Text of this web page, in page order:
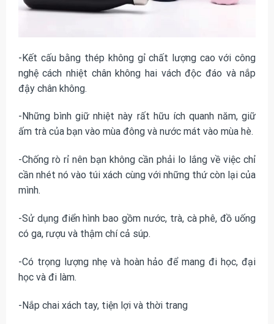
-Kết cấu bằng thép không gỉ chất lượng cao với công
nghệ cách nhiệt chân không hai vách độc đáo và nắp
đậy chân không.
-Những bình giữ nhiệt này rất hữu ích quanh năm, giữ
ấm trà của bạn vào mùa đông và nước mát vào mùa hè.
-Chống rò rỉ nên bạn không cần phải lo lắng về việc chỉ
cần nhét nó vào túi xách cùng với những thứ còn lại của
mình.
-Sử dụng điển hình bao gồm nước, trà, cà phê, đồ uống
có ga, rượu và thậm chí cả súp.
-Có trọng lượng nhẹ và hoàn hảo để mang đi học, đại
học và đi làm.
-Nắp chai xách tay, tiện lợi và thời trang